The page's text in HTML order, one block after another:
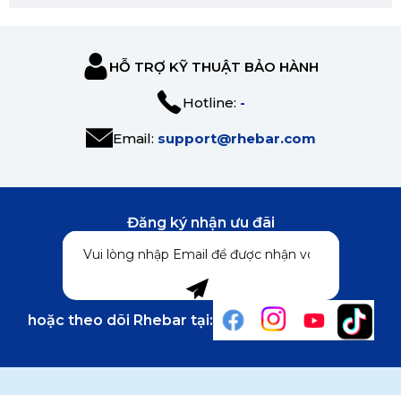
HỖ TRỢ KỸ THUẬT BẢO HÀNH
Hotline: -
Email: support@rhebar.com
Đăng ký nhận ưu đãi
hoặc theo dõi Rhebar tại: